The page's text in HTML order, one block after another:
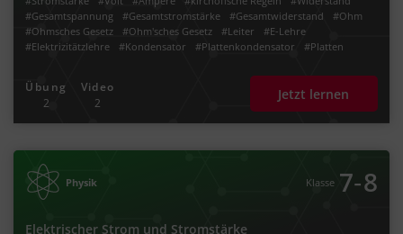
#Gesamtspannung
#Gesamtstromstärke #Gesamtwiderstand
#Ohm
#Ohmsches Gesetz
#Ohm'sches Gesetz #Leiter
#E-Lehre
#Elektrizitätzlehre
#Kondensator #Plattenkondensator
#Platten
#Vorwiderstand
#Scheinwiderstand
#Amperemeter
#Voltmeter
#Coulomb
#Strom #Stromrichtung
#gerichtet
#gerichtete Bewegung #Ion #Stromkreis
#Schaltung
Übung
2
Video
2
Jetzt lernen
Physik Klasse 7‐8
Elektrischer Strom und Stromstärke